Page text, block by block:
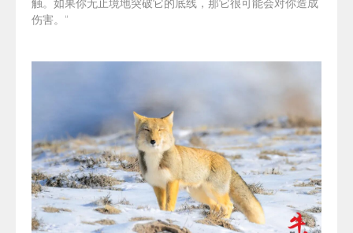
触。如果你无止境地突破它的底线，那它很可能会对你造成
伤害。 ”